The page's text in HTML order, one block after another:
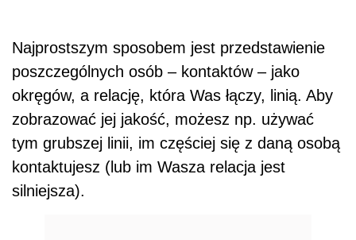
Najprostszym sposobem jest przedstawienie
poszczególnych osób – kontaktów – jako
okręgów, a relację, która Was łączy, linią. Aby
zobrazować jej jakość, możesz np. używać
tym grubszej linii, im częściej się z daną osobą
kontaktujesz (lub im Wasza relacja jest
silniejsza).